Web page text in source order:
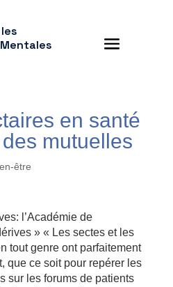
en santé
des mutuelles
être
l’Académie de
» « Les sectes et les
tout genre ont parfaitement
que ce soit pour repérer les
sur les forums de patients